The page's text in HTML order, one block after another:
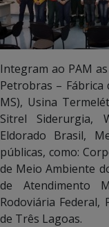
Integram ao PAM
Petrobras –
MS), Usina
Sitrel Siderurgia,
Eldorado Brasil,
públicas, como:
de Meio Ambiente
de Atendimento
Rodoviária
de Três Lagoas.